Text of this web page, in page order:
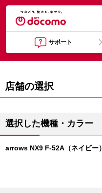
サポート
店舗の選択
選択した機種・カラー
arrows NX9 F-52A（ネイビー）